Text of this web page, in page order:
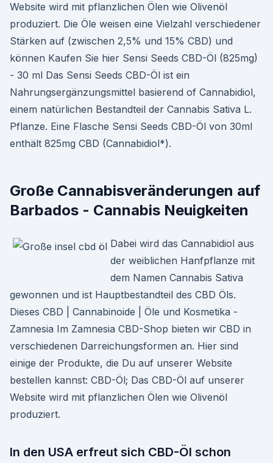
Website wird mit pflanzlichen Ölen wie Olivenöl
produziert. Die Öle weisen eine Vielzahl verschiedener
Stärken auf (zwischen 2,5% und 15% CBD) und
können Kaufen Sie hier Sensi Seeds CBD-Öl (825mg)
- 30 ml Das Sensi Seeds CBD-Öl ist ein
Nahrungsergänzungsmittel basierend of Cannabidiol,
einem natürlichen Bestandteil der Cannabis Sativa L.
Pflanze. Eine Flasche Sensi Seeds CBD-Öl von 30ml
enthält 825mg CBD (Cannabidiol*).
Große Cannabisveränderungen auf
Barbados - Cannabis Neuigkeiten
Dabei wird das Cannabidiol aus
der weiblichen Hanfpflanze mit
dem Namen Cannabis Sativa
gewonnen und ist Hauptbestandteil des CBD Öls.
Dieses CBD | Cannabinoide | Öle und Kosmetika -
Zamnesia Im Zamnesia CBD-Shop bieten wir CBD in
verschiedenen Darreichungsformen an. Hier sind
einige der Produkte, die Du auf unserer Website
bestellen kannst: CBD-Öl; Das CBD-Öl auf unserer
Website wird mit pflanzlichen Ölen wie Olivenöl
produziert.
In den USA erfreut sich CBD-Öl schon